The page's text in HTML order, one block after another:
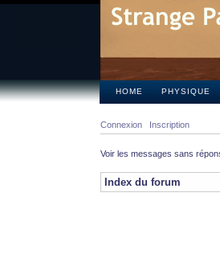
HOME PHYSIQUE
Connexion Inscription
Voir les messages sans
Index du forum